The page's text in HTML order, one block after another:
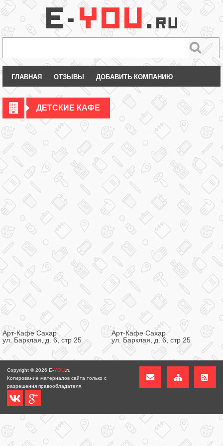
ГЛАВНАЯ ОТЗЫВЫ ДОБАВИТЬ КОМПАНИЮ
ДЕТСКИЕ КАФЕ
Арт-Кафе Сахар
ул. Барклая, д. 6, стр 25
Арт-Кафе Сахар
ул. Барклая, д. 6, стр 25
Copyright © 2026 E-YOU .ru
Копирование материалов сайта только с
разрешения правообладателя.